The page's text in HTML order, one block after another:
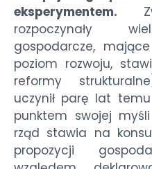
eksperymentem.
rozpoczynały
gospodarcze,
poziom rozwoju,
reformy
uczynił parę lat
punktem swojej
rząd stawia na
propozycji